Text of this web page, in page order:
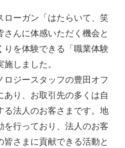
ローガン「はたらいて、笑
さんに体感いただく機会と
りを体験できる「職業体験
しました。
ロジースタッフの豊田オフ
あり、お取引先の多くは自
る法人のお客さまです。地
を行っており、法人のお客
皆さまに貢献できる活動と